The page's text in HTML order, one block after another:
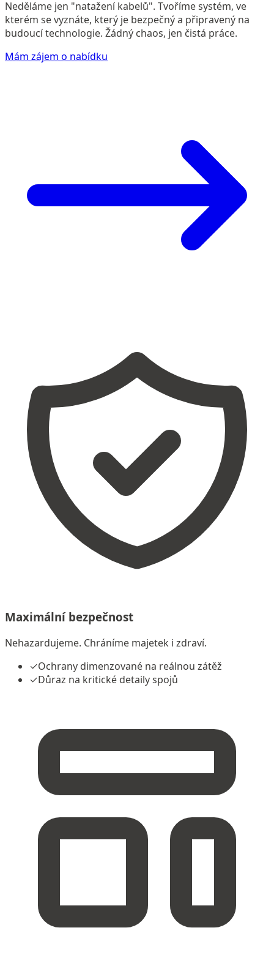
Neděláme jen "natažení kabelů". Tvoříme systém, ve
kterém se vyznáte, který je bezpečný a připravený na
budoucí technologie. Žádný chaos, jen čistá práce.
Mám zájem o nabídku
Maximální bezpečnost
Nehazardujeme. Chráníme majetek i zdraví.
✓Ochrany dimenzované na reálnou zátěž
✓Důraz na kritické detaily spojů